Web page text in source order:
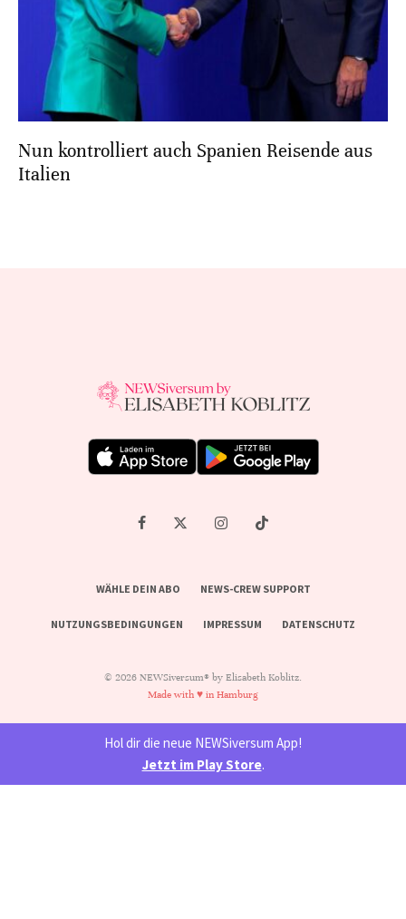
Nun kontrolliert auch Spanien Reisende aus
Italien
WÄHLE DEIN ABO NEWS-CREW SUPPORT
NUTZUNGSBEDINGUNGEN IMPRESSUM DATENSCHUTZ
© 2026 NEWSiversum® by Elisabeth Koblitz.
Made with ♥ in Hamburg
Hol dir die neue NEWSiversum App!
Jetzt im Play Store.